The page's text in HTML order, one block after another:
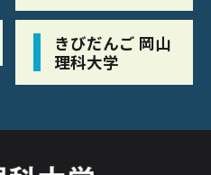
きびだんご 岡山
理科大学